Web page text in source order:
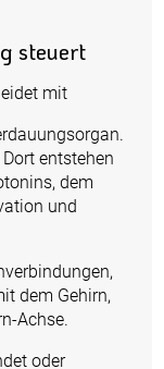
steuert
mit
entstehen
dem
und
dem Gehirn,
Achse.
oder